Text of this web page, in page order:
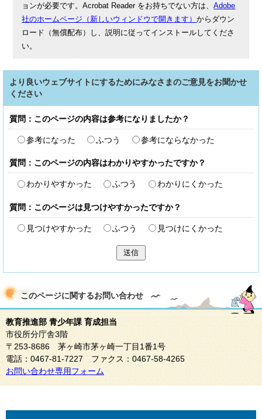
ョンが必要です。Acrobat Reader をお持ちでない方は、Adobe
社のホームページ（新しいウィンドウで開きます）からダウン
ロード（無償配布）し、説明に従ってインストールしてくださ
い。
より良いウェブサイトにするためにみなさまのご意見をお聞かせ
ください
質問：このページの内容は参考になりましたか？
参考になった ふつう 参考にならなかった
質問：このページの内容はわかりやすかったですか？
わかりやすかった ふつう わかりにくかった
質問：このページは見つけやすかったですか？
見つけやすかった ふつう 見つけにくかった
送信
このページに関するお問い合わせ
教育推進部 青少年課 育成担当
市役所分庁舎3階
〒253-8686 茅ヶ崎市茅ヶ崎一丁目1番1号
電話：0467-81-7227 ファクス：0467-58-4265
お問い合わせ専用フォーム